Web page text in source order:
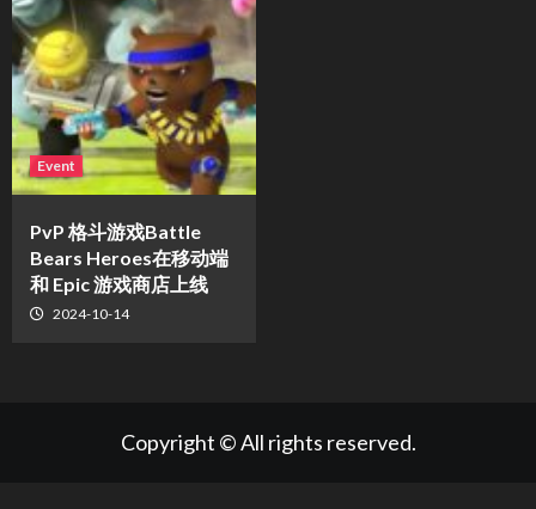
Event
PvP 格斗游戏Battle
Bears Heroes在移动端
和 Epic 游戏商店上线
2024-10-14
Copyright © All rights reserved.